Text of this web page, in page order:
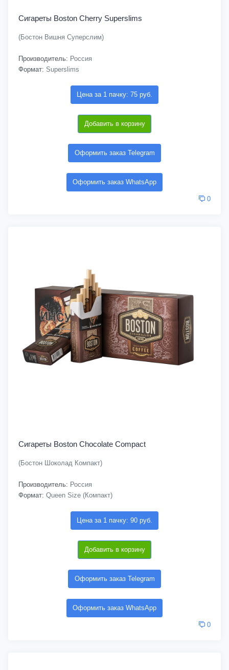
Сигареты Boston Cherry Superslims
(Бостон Вишня Суперслим)
Производитель: Россия
Формат: Superslims
Цена за 1 пачку: 75 руб.
Добавить в корзину
Оформить заказ Telegram
Оформить заказ WhatsApp
0
Сигареты Boston Chocolate Compact
(Бостон Шоколад Компакт)
Производитель: Россия
Формат: Queen Size (Компакт)
Цена за 1 пачку: 90 руб.
Добавить в корзину
Оформить заказ Telegram
Оформить заказ WhatsApp
0